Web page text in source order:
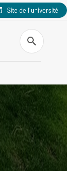
Site de l'université
Recherche